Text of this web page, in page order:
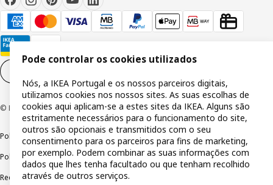
© Inter IKEA Systems B.V 1999-2026
Política de privacidade Política de cookiesTermos de utilização
Política de divulgação responsávelLivro de reclamações
Reclamações e resolução de litígios
Pode controlar os cookies utilizados
Nós, a IKEA Portugal e os nossos parceiros digitais,
utilizamos cookies nos nossos sites. As suas escolhas de
cookies aqui aplicam-se a estes sites da IKEA. Alguns são
estritamente necessários para o funcionamento do site,
outros são opcionais e transmitidos com o seu
consentimento para os parceiros para fins de marketing,
por exemplo. Podem combinar as suas informações com
dados que lhes tenha facultado ou que tenham recolhido
através de outros serviços.